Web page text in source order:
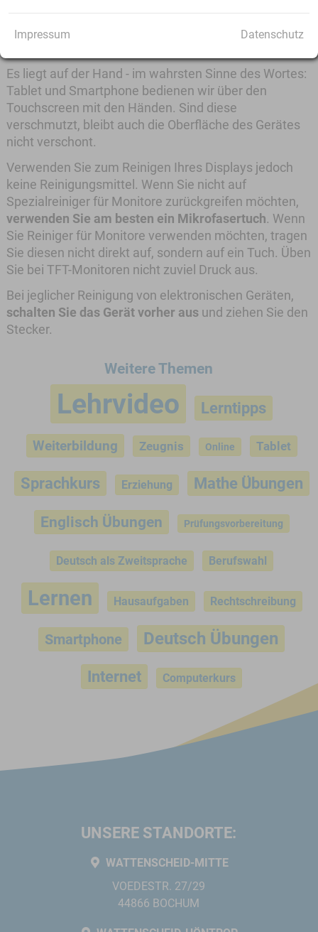
Ihnen Flüssigkeit in die Tastatur gelaufen ist.
Es liegt auf der Hand - im wahrsten Sinne des Wortes:
Tablet und Smartphone bedienen wir über den
Touchscreen mit den Händen. Sind diese
verschmutzt, bleibt auch die Oberfläche des Gerätes
nicht verschont.
Verwenden Sie zum Reinigen Ihres Displays jedoch
keine Reinigungsmittel. Wenn Sie nicht auf
Spezialreiniger für Monitore zurückgreifen möchten,
verwenden Sie am besten ein Mikrofasertuch. Wenn
Sie Reiniger für Monitore verwenden möchten, tragen
Sie diesen nicht direkt auf, sondern auf ein Tuch. Üben
Sie bei TFT-Monitoren nicht zuviel Druck aus.
Bei jeglicher Reinigung von elektronischen Geräten,
schalten Sie das Gerät vorher ausund ziehen Sie den
Stecker.
Weitere Themen
Lehrvideo Lerntipps
Weiterbildung Zeugnis Online Tablet
Sprachkurs Erziehung Mathe Übungen
Englisch Übungen Prüfungsvorbereitung
Deutsch als Zweitsprache Berufswahl
Lernen Hausaufgaben Rechtschreibung
Smartphone Deutsch Übungen
Internet Computerkurs
UNSERE STANDORTE:
WATTENSCHEID-MITTE
VOEDESTR. 27/29
44866 BOCHUM
Impressum Datenschutz